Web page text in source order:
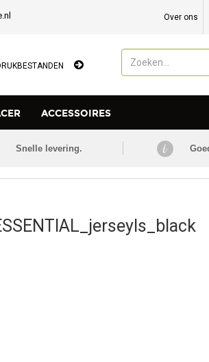
Over ons
ACCESSOIRES
Snelle levering.
Nieuws